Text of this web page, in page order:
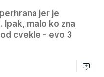
jer je
malo ko zna
cvekle - evo 3